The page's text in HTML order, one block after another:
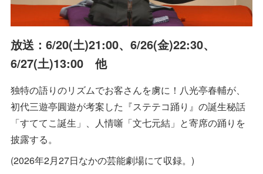
放送：6/20(土)21:00、6/26(金)22:30、
6/27(土)13:00 他
独特の語りのリズムでお客さんを虜に！八光亭春輔が、
初代三遊亭圓遊が考案した『ステテコ踊り』の誕生秘話
「すててこ誕生」、人情噺「文七元結」と寄席の踊りを
披露する。
(2026年2月27日なかの芸能劇場にて収録。)